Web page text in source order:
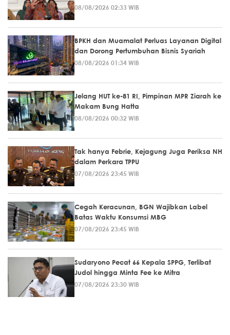
08/08/2026 02:33 WIB
BPKH dan Muamalat Perluas Layanan Digital
dan Dorong Pertumbuhan Bisnis Syariah
08/08/2026 01:34 WIB
Jelang HUT ke-81 RI, Pimpinan MPR Ziarah ke
Makam Bung Hatta
08/08/2026 00:32 WIB
Tak hanya Febrie, Kejagung Juga Periksa NH
dalam Perkara TPPU
07/08/2026 23:45 WIB
Cegah Keracunan, BGN Wajibkan Label
Batas Waktu Konsumsi MBG
07/08/2026 23:45 WIB
Sudaryono Pecat 66 Kepala SPPG, Terlibat
Judol hingga Minta Fee ke Mitra
07/08/2026 23:30 WIB